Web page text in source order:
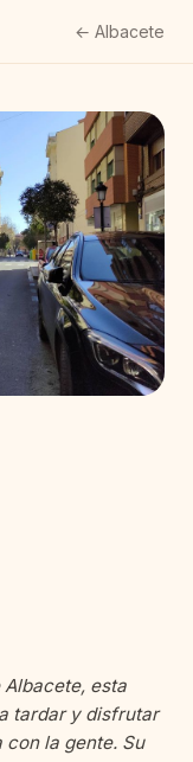
← Albacete
esta
tardar y disfrutar
la gente. Su